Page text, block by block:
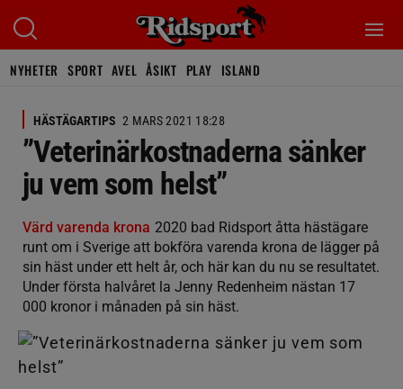
NYHETER SPORT AVEL ÅSIKT PLAY ISLAND
HÄSTÄGARTIPS 2 MARS 2021 18:28
”Veterinärkostnaderna sänker
ju vem som helst”
Värd varenda krona 2020 bad Ridsport åtta hästägare
runt om i Sverige att bokföra varenda krona de lägger på
sin häst under ett helt år, och här kan du nu se resultatet.
Under första halvåret la Jenny Redenheim nästan 17
000 kronor i månaden på sin häst.